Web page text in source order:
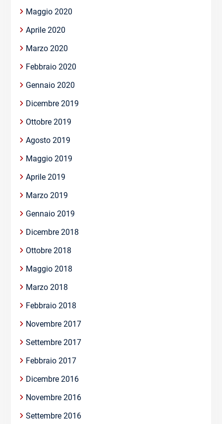
Maggio 2020
Aprile 2020
Marzo 2020
Febbraio 2020
Gennaio 2020
Dicembre 2019
Ottobre 2019
Agosto 2019
Maggio 2019
Aprile 2019
Marzo 2019
Gennaio 2019
Dicembre 2018
Ottobre 2018
Maggio 2018
Marzo 2018
Febbraio 2018
Novembre 2017
Settembre 2017
Febbraio 2017
Dicembre 2016
Novembre 2016
Settembre 2016